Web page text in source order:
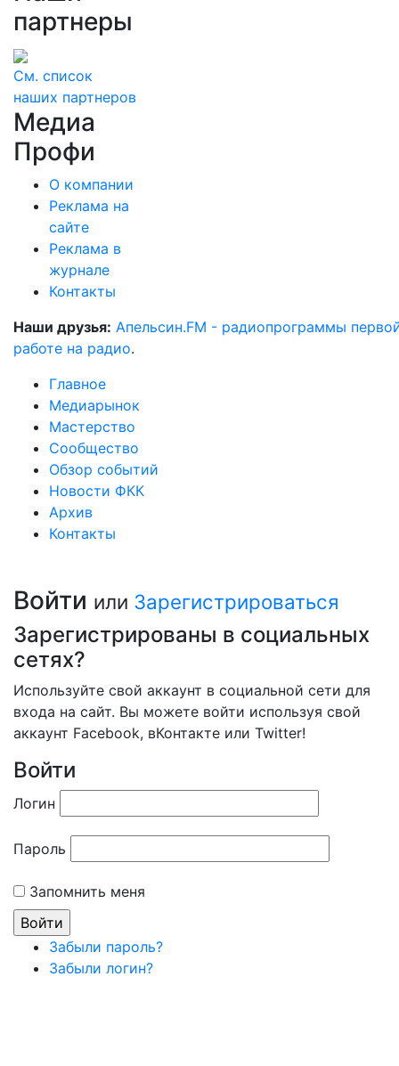
партнеры
См. список
наших партнеров
Медиа
Профи
О компании
Реклама на
сайте
Реклама в
журнале
Контакты
Наши друзья: Апельсин.FM - радиопрограммы
работе на радио.
Главное
Медиарынок
Мастерство
Сообщество
Обзор событий
Новости ФКК
Архив
Контакты
Войти или Зарегистрироваться
Зарегистрированы в социальных
сетях?
Используйте свой аккаунт в социальной сети для
входа на сайт. Вы можете войти используя свой
аккаунт Facebook, вКонтакте или Twitter!
Войти
Логин
Пароль
Запомнить меня
Забыли пароль?
Забыли логин?